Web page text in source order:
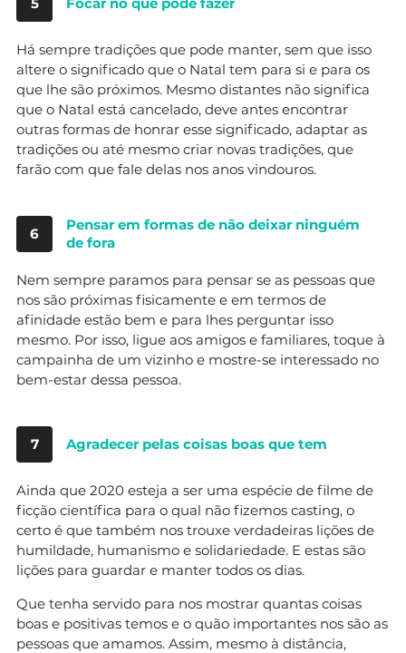
Há sempre tradições que pode manter, sem que isso
altere o significado que o Natal tem para si e para os
que lhe são próximos. Mesmo distantes não significa
que o Natal está cancelado, deve antes encontrar
outras formas de honrar esse significado, adaptar as
tradições ou até mesmo criar novas tradições, que
farão com que fale delas nos anos vindouros.
6
Pensar em formas de não deixar ninguém
de fora
Nem sempre paramos para pensar se as pessoas que
nos são próximas fisicamente e em termos de
afinidade estão bem e para lhes perguntar isso
mesmo. Por isso, ligue aos amigos e familiares, toque à
campainha de um vizinho e mostre-se interessado no
bem-estar dessa pessoa.
7 Agradecer pelas coisas boas que tem
Ainda que 2020 esteja a ser uma espécie de filme de
ficção científica para o qual não fizemos casting, o
certo é que também nos trouxe verdadeiras lições de
humildade, humanismo e solidariedade. E estas são
lições para guardar e manter todos os dias.
Que tenha servido para nos mostrar quantas coisas
boas e positivas temos e o quão importantes nos são as
pessoas que amamos. Assim, mesmo à distância,